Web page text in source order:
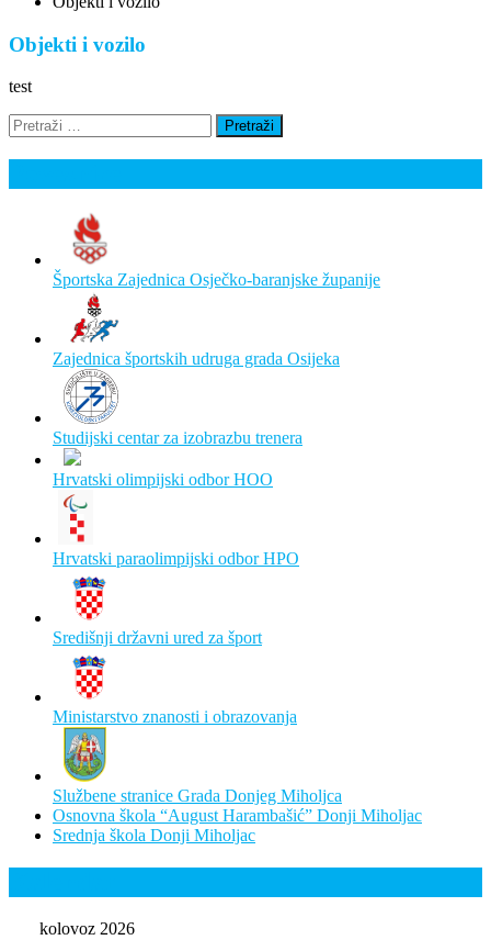
Objekti i vozilo
test
Pretraži:
Športska Zajednica Osječko-baranjske županije
Zajednica športskih udruga grada Osijeka
Studijski centar za izobrazbu trenera
Hrvatski olimpijski odbor HOO
Hrvatski paraolimpijski odbor HPO
Središnji državni ured za šport
Ministarstvo znanosti i obrazovanja
Službene stranice Grada Donjeg Miholjca
Osnovna škola “August Harambašić” Donji Miholjac
Srednja škola Donji Miholjac
kolovoz 2026